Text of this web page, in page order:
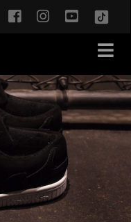
twitterfacebookinstagram